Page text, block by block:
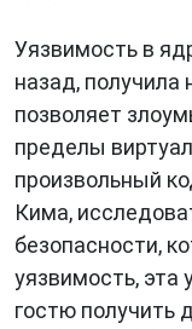
которые
процессорами.
виртуальные
ОС, которые
называемой
полностью
хозяйской ОС.
Основные
Уязвимость в
назад, получила
позволяет
пределы
произвольный
Кима,
безопасности,
уязвимость, эта
гостю получить